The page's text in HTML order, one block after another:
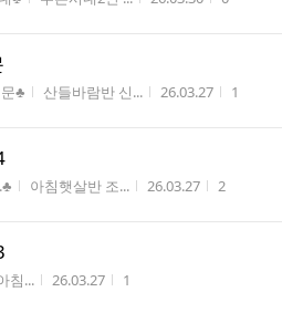
♣ 작성자
산들바람반 신... 작성시간
26.03.27 조회수
1
작성자
아침햇살반 조... 작성시간
26.03.27 조회수
2
성자
침... 작성시간
26.03.27 조회수
1